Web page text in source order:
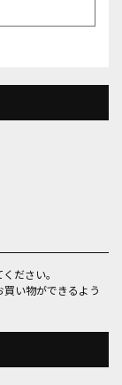
ださい。
い物ができるよう